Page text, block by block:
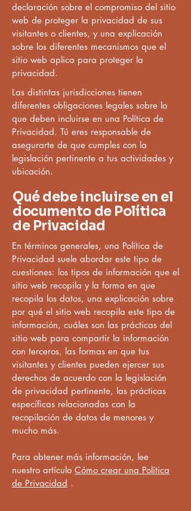
declaración sobre el compromiso del sitio
web de proteger la privacidad de sus
visitantes o clientes, y una explicación
sobre los diferentes mecanismos que el
sitio web aplica para proteger la
privacidad.
Las distintas jurisdicciones tienen
diferentes obligaciones legales sobre lo
que deben incluirse en una Política de
Privacidad. Tú eres responsable de
asegurarte de que cumples con la
legislación pertinente a tus actividades y
ubicación.
Qué debe incluirse en el
documento de Política
de Privacidad
En términos generales, una Política de
Privacidad suele abordar este tipo de
cuestiones: los tipos de información que el
sitio web recopila y la forma en que
recopila los datos, una explicación sobre
por qué el sitio web recopila este tipo de
información, cuáles son las prácticas del
sitio web para compartir la información
con terceros, las formas en que tus
visitantes y clientes pueden ejercer sus
derechos de acuerdo con la legislación
de privacidad pertinente, las prácticas
específicas relacionadas con la
recopilación de datos de menores y
mucho más.
Para obtener más información, lee
nuestro artículo Cómo crear una Política
de Privacidad .